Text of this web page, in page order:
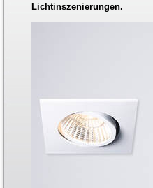
Lichtinszenierungen.